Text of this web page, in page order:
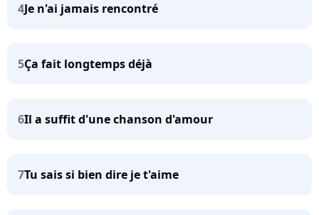
4Je n'ai jamais rencontré
5Ça fait longtemps déjà
6Il a suffit d'une chanson d'amour
7Tu sais si bien dire je t'aime